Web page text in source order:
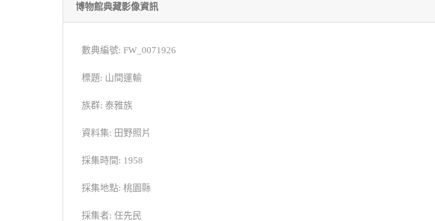
博物館典藏影像資訊
數典編號: FW_0071926
標題: 山間運輸
族群: 泰雅族
資料集: 田野照片
採集時間: 1958
採集地點: 桃園縣
採集者: 任先民